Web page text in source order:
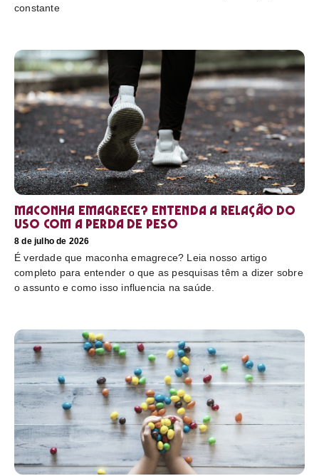
constante
Maconha emagrece? Entenda a relação do
uso com a perda de peso
8 de julho de 2026
É verdade que maconha emagrece? Leia nosso artigo
completo para entender o que as pesquisas têm a dizer sobre
o assunto e como isso influencia na saúde.